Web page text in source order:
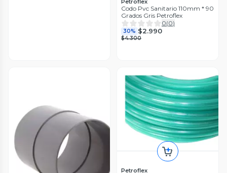
Codo Pvc Sanitario 110mm * 90
Grados Gris Petroflex
0(0)
30% $2.990
$4.300
Petroflex